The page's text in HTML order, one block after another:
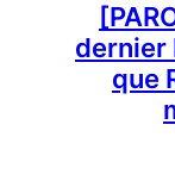
dernier
que